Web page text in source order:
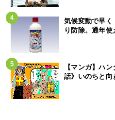
気候変動で早く
り防除。通年使
【マンガ】ハ
話》いのちと向